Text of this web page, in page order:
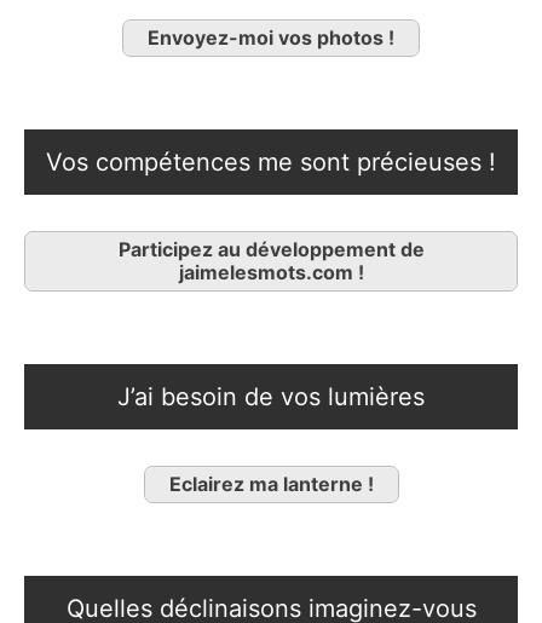
Envoyez-moi vos photos !
Vos compétences me sont précieuses !
Participez au développement de
jaimelesmots.com !
J’ai besoin de vos lumières
Eclairez ma lanterne !
Quelles déclinaisons imaginez-vous